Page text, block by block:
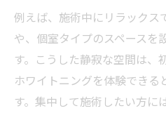
例えば、施術中にリラックス
や、個室タイプのスペースを
す。こうした静寂な空間は、
ホワイトニングを体験できる
す。集中して施術したい方に